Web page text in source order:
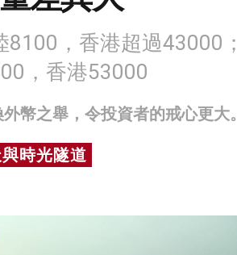
，香港超過43000；
，香港53000
幣之舉，令投資者的戒心更大。
時光隧道